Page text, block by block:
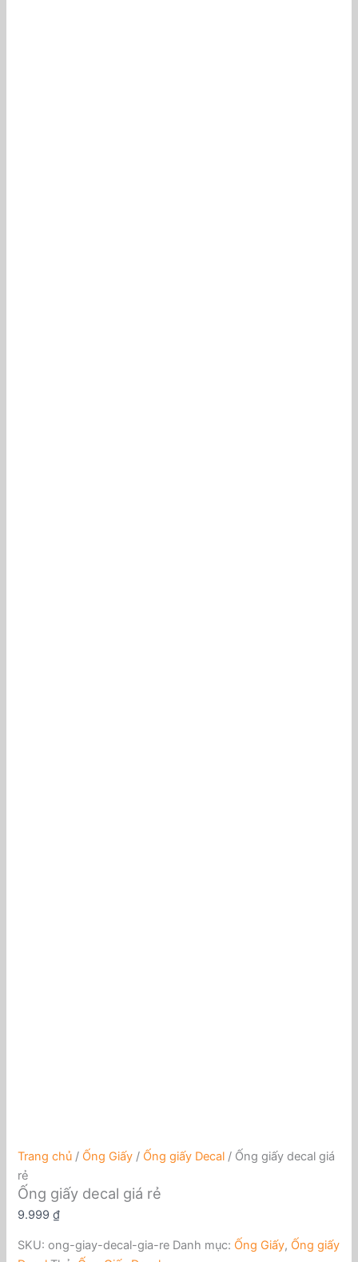
Trang chủ / Ống Giấy / Ống giấy Decal / Ống giấy decal giá
rẻ
Ống giấy decal giá rẻ
9.999₫
SKU:ong-giay-decal-gia-re Danh mục: Ống Giấy, Ống giấy